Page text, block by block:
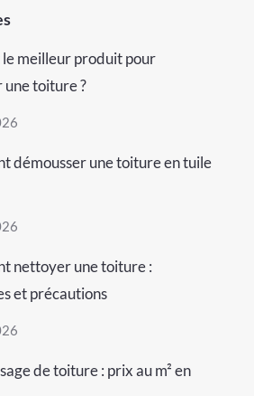
le meilleur produit pour
toiture ?
démousser une toiture en tuile
nettoyer une toiture :
et précautions
de toiture : prix au m² en